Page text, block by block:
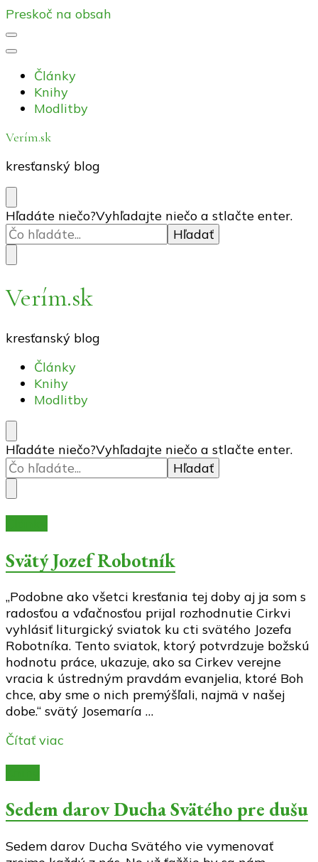
Preskoč na obsah
Články
Knihy
Modlitby
Verím.sk
kresťanský blog
Hľadáte niečo?Vyhľadajte niečo a stlačte enter.
Verím.sk
kresťanský blog
Články
Knihy
Modlitby
Hľadáte niečo?Vyhľadajte niečo a stlačte enter.
Svätý Jozef Robotník
„Podobne ako všetci kresťania tej doby aj ja som s
radosťou a vďačnosťou prijal rozhodnutie Cirkvi
vyhlásiť liturgický sviatok ku cti svätého Jozefa
Robotníka. Tento sviatok, ktorý potvrdzuje božskú
hodnotu práce, ukazuje, ako sa Cirkev verejne
vracia k ústredným pravdám evanjelia, ktoré Boh
chce, aby sme o nich premýšľali, najmä v našej
dobe.“ svätý Josemaría …
Čítať viac
Sedem darov Ducha Svätého pre dušu
Sedem darov Ducha Svätého vie vymenovať